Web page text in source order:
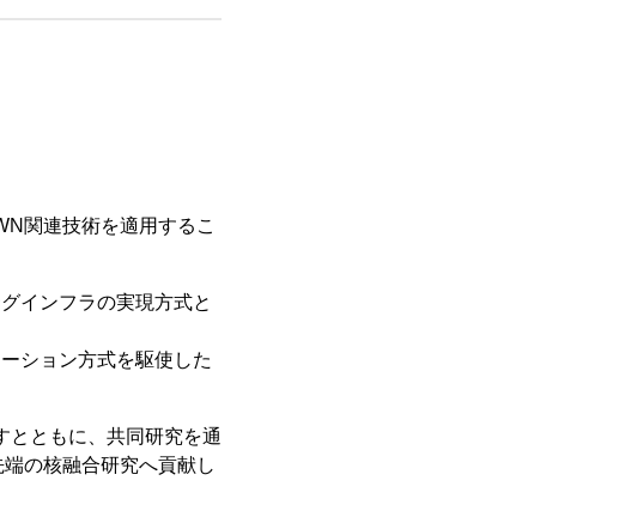
関連技術を適用するこ
インフラの実現方式と
ション方式を駆使した
ともに、共同研究を通
の核融合研究へ貢献し